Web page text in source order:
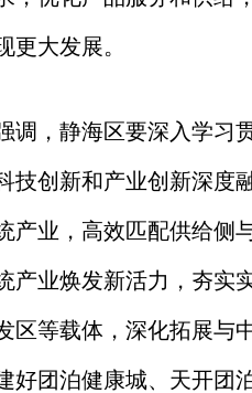
更大发展。
调， 静海区要深入学习
技创新和产业创新深度
产业，高效匹配供给侧
产业焕发新活力 ，夯实
区等载体，深化拓展与
好团泊健康城、天开团